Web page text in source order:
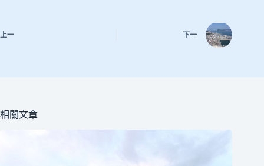
上一 下一
相關文章